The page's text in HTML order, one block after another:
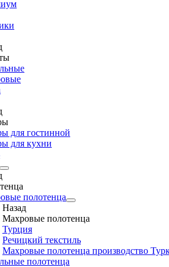
для гостинной
для кухни
полотенца
Назад
Махровые полотенца
Турция
Речицкий текстиль
Махровые полотенца производство
полотенца